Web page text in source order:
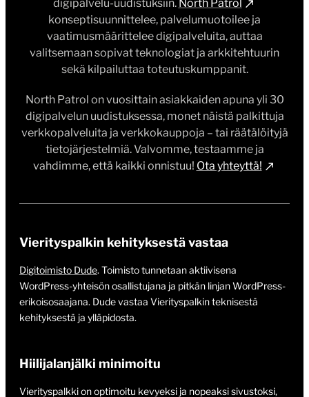
digipalvelu-uudistuksiin. North Patrol
konseptisuunnittelee, palvelumuotoilee ja
vaatimusmäärittelee digipalveluita, auttaa
valitsemaan sopivat teknologiat ja arkkitehtuurin
sekä kilpailuttaa toteutuskumppanit.
North Patrol on vuosittain asiakkaiden apuna yli 30
digipalvelun uudistuksessa, monet näistä palkittuja
verkkopalveluita ja verkkokauppoja – tai räätälöityjä
tietojärjestelmiä. Valvomme, testaamme ja
vahdimme, että kaikki onnistuu! Ota yhteyttä!
Vierityspalkin kehityksestä vastaa
Digitoimisto Dude. Toimisto tunnetaan aktiivisena
WordPress-yhteisön osallistujana ja pitkän linjan WordPress-
erikoisosaajana. Dude vastaa Vierityspalkin teknisestä
kehityksestä ja ylläpidosta.
Hiilijalanjälki minimoitu
Vierityspalkki on optimoitu kevyeksi ja nopeaksi sivustoksi,